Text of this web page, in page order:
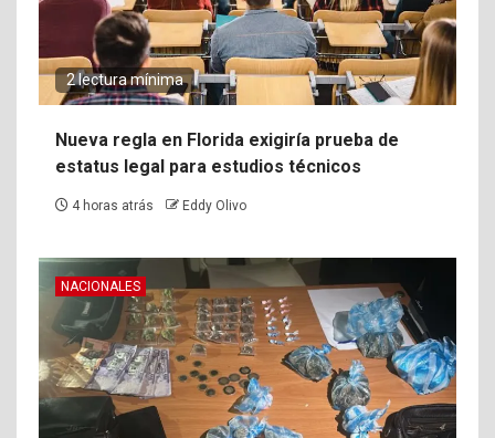
2 lectura mínima
Nueva regla en Florida exigiría prueba de
estatus legal para estudios técnicos
4 horas atrás Eddy Olivo
NACIONALES